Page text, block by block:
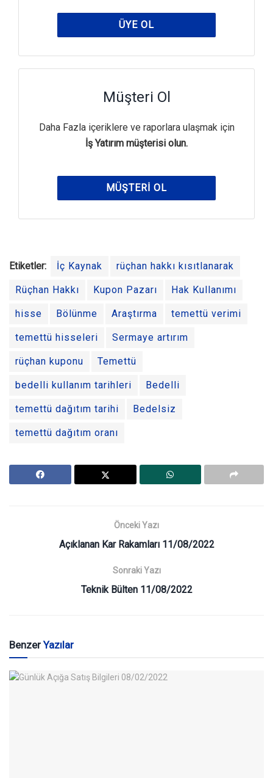
ÜYE OL
Müşteri Ol
Daha Fazla içeriklere ve raporlara ulaşmak için
İş Yatırım müşterisi olun.
MÜŞTERI OL
Etiketler: İç Kaynak rüçhan hakkı kısıtlanarak
Rüçhan Hakkı Kupon Pazarı Hak Kullanımı
hisse Bölünme Araştırma temettü verimi
temettü hisseleri Sermaye artırım
rüçhan kuponu Temettü
bedelli kullanım tarihleri Bedelli
temettü dağıtım tarihi Bedelsiz
temettü dağıtım oranı
Önceki Yazı
Açıklanan Kar Rakamları 11/08/2022
Sonraki Yazı
Teknik Bülten 11/08/2022
BenzerYazılar